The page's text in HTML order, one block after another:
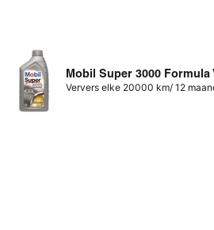
Mobil Super 3000 Formula
Ververs elke 20000 km/ 12